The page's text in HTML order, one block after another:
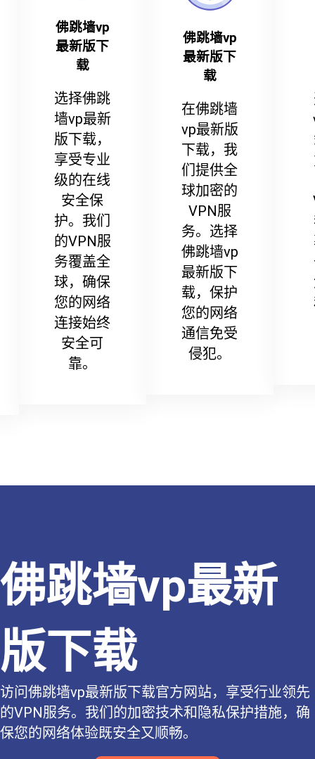
佛跳墙vp
最新版下
载
选择佛跳
墙vp最新
版下载，
享受专业
级的在线
安全保
护。我们
的VPN服
务覆盖全
球，确保
您的网络
连接始终
安全可
靠。
佛跳墙vp
最新版下
载
在佛跳墙
vp最新版
下载，我
们提供全
球加密的
VPN服
务。选择
佛跳墙vp
最新版下
载，保护
您的网络
通信免受
侵犯。
佛跳墙vp最新
版下载
访问佛跳墙vp最新版下载官方网站，享受行业领先
的VPN服务。我们的加密技术和隐私保护措施，确
保您的网络体验既安全又顺畅。